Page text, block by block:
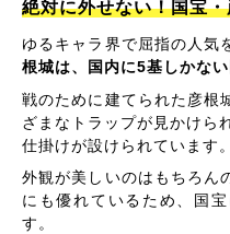
絶対に外せない！国宝
ゆるキャラ界で屈指の人気
根城は、国内に5基しかな
戦のために建てられた彦根
ざまなトラップが見かけら
仕掛けが設けられています。
外観が美しいのはもちろん
にも優れているため、国
す。